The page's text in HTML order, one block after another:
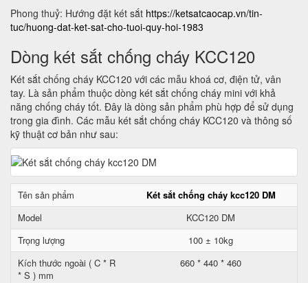
Phong thuỷ: Hướng đặt két sắt https://ketsatcaocap.vn/tin-
tuc/huong-dat-ket-sat-cho-tuoi-quy-hoi-1983
Dòng két sắt chống cháy KCC120
Két sắt chống cháy KCC120 với các mẫu khoá cơ, điện tử, vân
tay. Là sản phẩm thuộc dòng két sắt chống cháy mini với khả
năng chống cháy tốt. Đây là dòng sản phẩm phù hợp để sử dụng
trong gia đình. Các mẫu két sắt chống cháy KCC120 và thông số
kỹ thuật cơ bản như sau:
Tên sản phẩm
Két sắt chống cháy kcc120 DM
Model
KCC120 DM
Trọng lượng
100 ± 10kg
Kích thước ngoài ( C * R
* S ) mm
660 * 440 * 460